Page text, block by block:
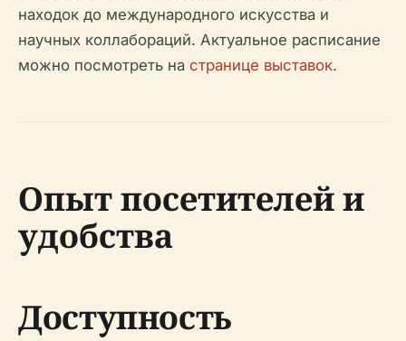
находок до международного искусства и
научных коллабораций. Актуальное расписание
можно посмотреть на странице выставок.
Опыт посетителей и
удобства
Доступность